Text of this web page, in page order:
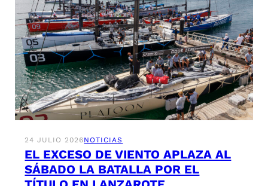
24 JULIO 2026NOTICIAS
EL EXCESO DE VIENTO APLAZA AL
SÁBADO LA BATALLA POR EL